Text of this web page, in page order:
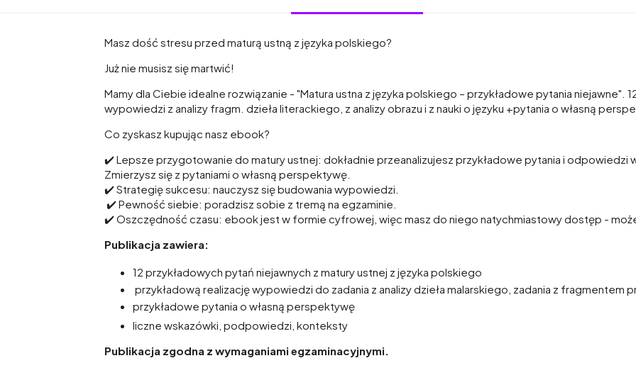
Masz dość stresu przed maturą ustną z języka polskiego?
Już nie musisz się martwić!
Mamy dla Ciebie idealne rozwiązanie - "Matura ustna z języka polskiego – przykładowe pytania niejawne".
wypowiedzi z analizy fragm. dzieła literackiego, z analizy obrazu i z nauki o języku +pytania o własną
Co zyskasz kupując nasz ebook?
✔️ Lepsze przygotowanie do matury ustnej: dokładnie przeanalizujesz przykładowe pytania i odpowiedzi
Zmierzysz się z pytaniami o własną perspektywę.
✔️ Strategię sukcesu: nauczysz się budowania wypowiedzi.
✔️ Pewność siebie: poradzisz sobie z tremą na egzaminie.
✔️ Oszczędność czasu: ebook jest w formie cyfrowej, więc masz do niego natychmiastowy dostęp -
Publikacja zawiera:
12 przykładowych pytań niejawnych z matury ustnej z języka polskiego
przykładową realizację wypowiedzi do zadania z analizy dzieła malarskiego, zadania z fragmentem
przykładowe pytania o własną perspektywę
liczne wskazówki, podpowiedzi, konteksty
Publikacja zgodna z wymaganiami egzaminacyjnymi.